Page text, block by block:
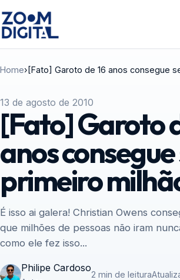
Home› [Fato] Garoto de 16 anos consegue
13 de agosto de 2010
[Fato] Garoto
anos consegue
primeiro
É isso ai galera! Christian Owens
que milhões de pessoas não iram
como ele fez isso...
Philipe Cardoso
2 min de leitura